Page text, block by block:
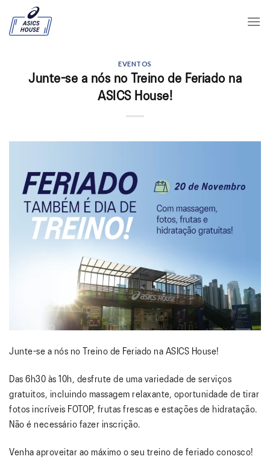
content
EVENTOS
Junte-se a nós no Treino de Feriado na
ASICS House!
Junte-se a nós no Treino de Feriado na ASICS House!
Das 6h30 às 10h, desfrute de uma variedade de serviços
gratuitos, incluindo massagem relaxante, oportunidade de tirar
fotos incríveis FOTOP, frutas frescas e estações de hidratação.
Não é necessário fazer inscrição.
Venha aproveitar ao máximo o seu treino de feriado conosco!